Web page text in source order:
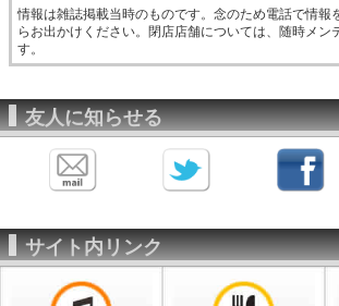
情報は雑誌掲載当時のものです。念のため電話で情報
らお出かけください。閉店店舗については、随時メン
す。
友人に知らせる
サイト内リンク